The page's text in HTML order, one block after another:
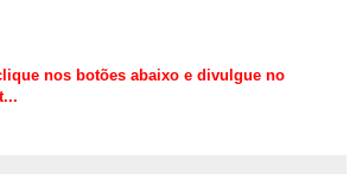
nos botões abaixo e divulgue no
...